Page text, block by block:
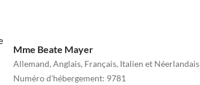
Mme Beate Mayer
Allemand, Anglais, Français, Italien et Néerlandais
Numéro d'hébergement: 9781